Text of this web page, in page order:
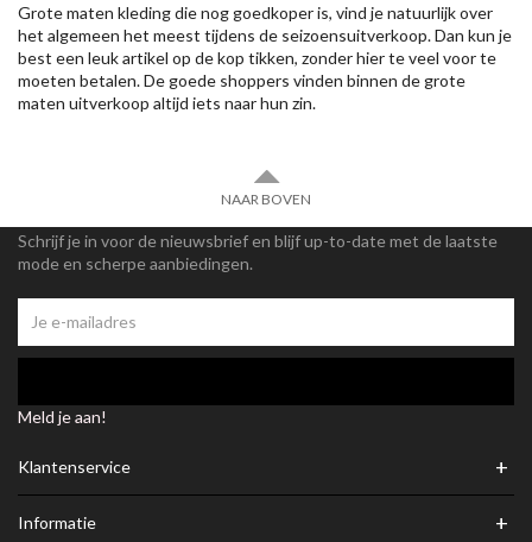
Grote maten kleding die nog goedkoper is, vind je natuurlijk over
het algemeen het meest tijdens de seizoensuitverkoop. Dan kun je
best een leuk artikel op de kop tikken, zonder hier te veel voor te
moeten betalen. De goede shoppers vinden binnen de grote
maten uitverkoop altijd iets naar hun zin.
NAAR BOVEN
Schrijf je in voor de nieuwsbrief en blijf up-to-date met de laatste
mode en scherpe aanbiedingen.
Meld je aan!
Klantenservice +
Informatie +